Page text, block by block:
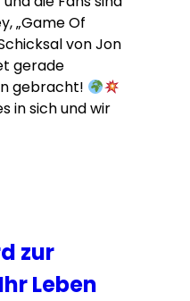
„Game Of
von Jon
gerade
gebracht!
in sich und wir
zur
Leben